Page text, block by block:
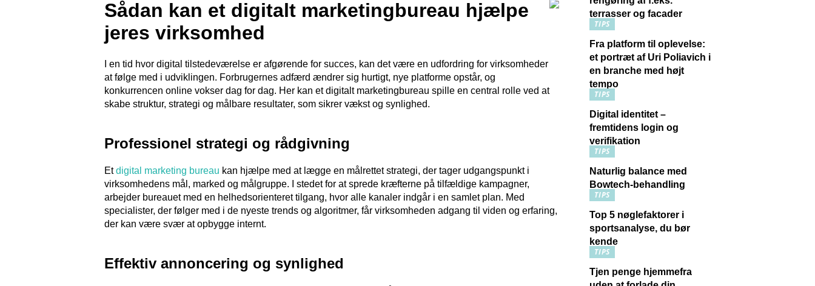
Sådan kan et digitalt marketingbureau hjælpe
jeres virksomhed
I en tid hvor digital tilstedeværelse er afgørende for succes, kan det være en udfordring for virksomheder
at følge med i udviklingen. Forbrugernes adfærd ændrer sig hurtigt, nye platforme opstår, og
konkurrencen online vokser dag for dag. Her kan et digitalt marketingbureau spille en central rolle ved at
skabe struktur, strategi og målbare resultater, som sikrer vækst og synlighed.
Professionel strategi og rådgivning
Etdigital marketing bureau kan hjælpe med at lægge en målrettet strategi, der tager udgangspunkt i
virksomhedens mål, marked og målgruppe. I stedet for at sprede kræfterne på tilfældige kampagner,
arbejder bureauet med en helhedsorienteret tilgang, hvor alle kanaler indgår i en samlet plan. Med
specialister, der følger med i de nyeste trends og algoritmer, får virksomheden adgang til viden og erfaring,
der kan være svær at opbygge internt.
Effektiv annoncering og synlighed
terrasser og facader
TIPS
Fra platform til oplevelse:
et portræt af Uri Poliavich i
en branche med højt
tempo
TIPS
Digital identitet –
fremtidens login og
verifikation
TIPS
Naturlig balance med
Bowtech-behandling
TIPS
Top 5 nøglefaktorer i
sportsanalyse, du bør
kende
TIPS
Tjen penge hjemmefra